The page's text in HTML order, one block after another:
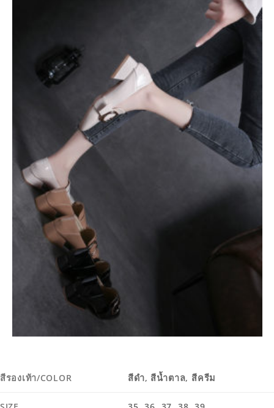
สีรองเท้า/COLOR สีดำ, สีน้ำตาล, สีครีม